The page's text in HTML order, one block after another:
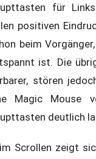
für
positiven
beim
ist. Die
stören
Magic Mouse
deutlich
Scrollen zeigt